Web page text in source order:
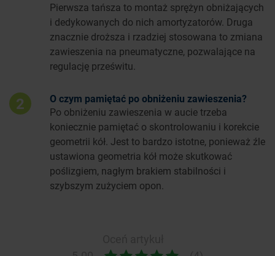
Pierwsza tańsza to montaż sprężyn obniżających
i dedykowanych do nich amortyzatorów. Druga
znacznie droższa i rzadziej stosowana to zmiana
zawieszenia na pneumatyczne, pozwalające na
regulację prześwitu.
2
O czym pamiętać po obniżeniu zawieszenia?
Po obniżeniu zawieszenia w aucie trzeba
koniecznie pamiętać o skontrolowaniu i korekcie
geometrii kół. Jest to bardzo istotne, ponieważ źle
ustawiona geometria kół może skutkować
poślizgiem, nagłym brakiem stabilności i
szybszym zużyciem opon.